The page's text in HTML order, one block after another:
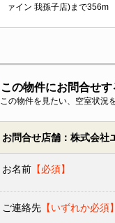
ァイン 我孫子店)まで356m
この物件にお問合せす
この物件を見たい、空室状況
お問合せ店舗：株式会社
お名前 【必須】
ご連絡先 【いずれか必須】